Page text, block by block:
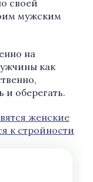
своей
мужским
на
как
и оберегать.
женские
к стройности